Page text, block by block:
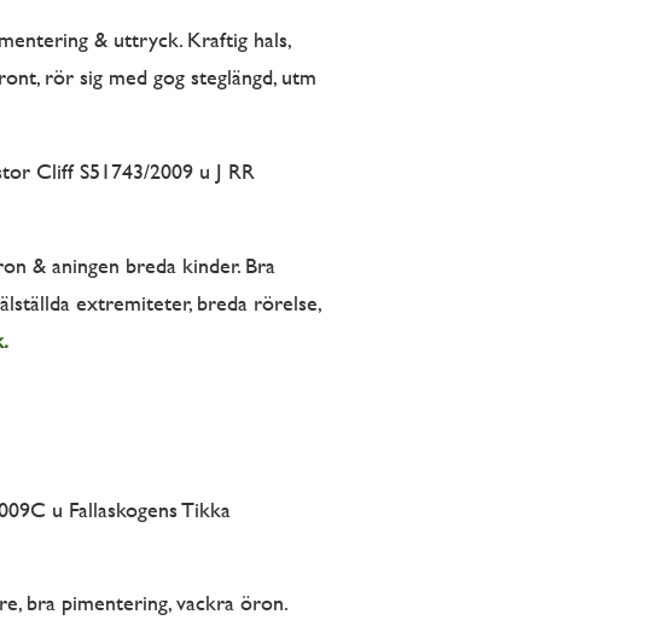
& uttryck. Kraftig hals,
rör sig med gog steglängd, utm
Cliff S51743/2009 u J RR
& aningen breda kinder. Bra
extremiteter, breda rörelse,
u Fallaskogens Tikka
bra pimentering, vackra öron.